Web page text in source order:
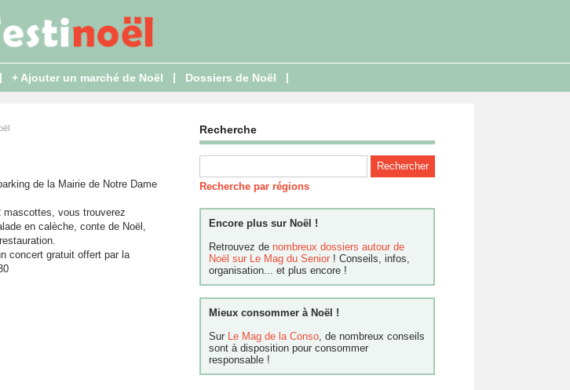
| + Ajouter un marché de Noël | Dossiers de Noël |
de la Mairie de Notre Dame
mascottes, vous trouverez
en calèche, conte de Noël,
concert gratuit offert par la
Recherche
Recherche par régions
Encore plus sur Noël !
Retrouvez de nombreux dossiers autour de
Noël sur Le Mag du Senior ! Conseils, infos,
organisation... et plus encore !
Mieux consommer à Noël !
Sur Le Mag de la Conso, de nombreux conseils
sont à disposition pour consommer
responsable !